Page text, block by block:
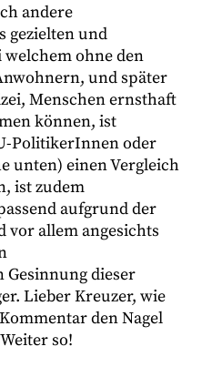
andere
gezielten und
ohne den
und später
Menschen ernsthaft
können, ist
PolitikerInnen oder
unten) einen Vergleich
ist zudem
aufgrund der
vor allem angesichts
Gesinnung dieser
Lieber Kreuzer, wie
den Nagel
so!